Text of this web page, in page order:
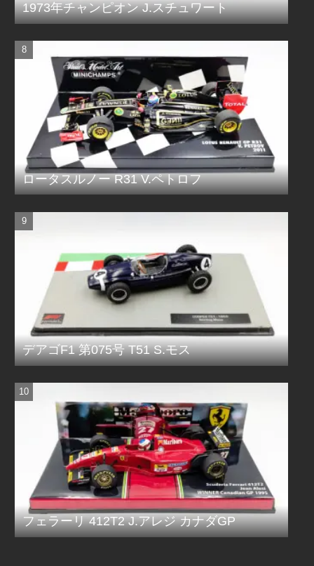
1973年チャンピオン J.スチュワート
ロータスルノー R31 V.ペトロフ
デアゴF1 第075号 T51 S.モス
フェラーリ 412T2 J.アレジ カナダGP